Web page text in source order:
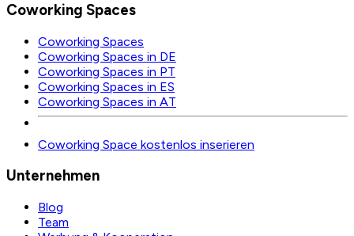
Coworking Spaces
Coworking Spaces
Coworking Spaces in DE
Coworking Spaces in PT
Coworking Spaces in ES
Coworking Spaces in AT
Coworking Space kostenlos inserieren
Unternehmen
Blog
Team